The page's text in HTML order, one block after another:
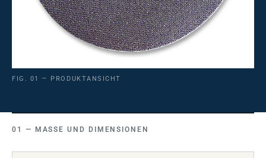
FIG. 01 — PRODUKTANSICHT
MASSE UND DIMENSIONEN